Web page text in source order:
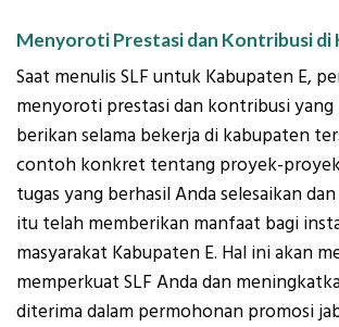
Menyoroti Prestasi dan Kontribusi di
Saat menulis SLF untuk Kabupaten E,
menyoroti prestasi dan kontribusi yang
berikan selama bekerja di kabupaten
contoh konkret tentang proyek-
tugas yang berhasil Anda selesaikan
itu telah memberikan manfaat bagi
masyarakat Kabupaten E. Hal ini akan
memperkuat SLF Anda dan
diterima dalam permohonan promosi